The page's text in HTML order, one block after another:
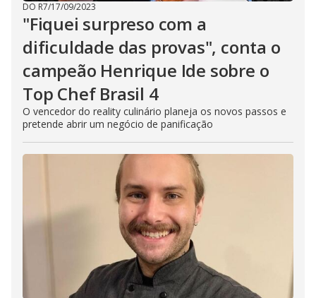
DO R7/17/09/2023
"Fiquei surpreso com a
dificuldade das provas", conta o
campeão Henrique Ide sobre o
Top Chef Brasil 4
O vencedor do reality culinário planeja os novos passos e
pretende abrir um negócio de panificação